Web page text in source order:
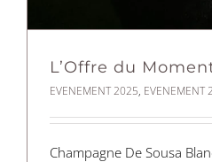
L’Offre du
EVENEMENT 2025, EVENEMENT
Champagne De Sousa